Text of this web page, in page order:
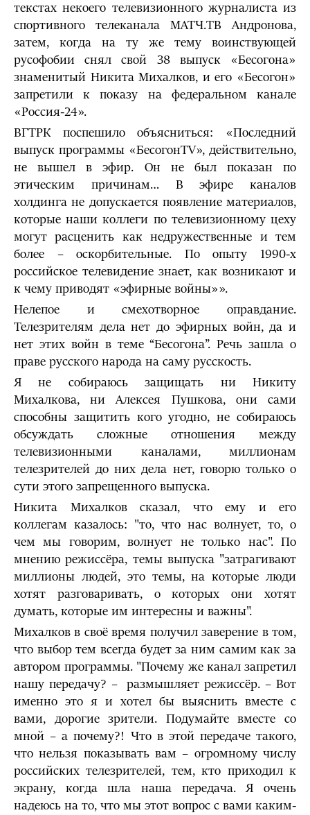
текстах некоего телевизионного журналиста из
спортивного телеканала МАТЧ.ТВ Андронова,
затем, когда на ту же тему воинствующей
русофобии снял свой 38 выпуск «Бесогона»
знаменитый Никита Михалков, и его «Бесогон»
запретили к показу на федеральном канале
«Россия-24».
ВГТРК поспешило объясниться: «Последний
выпуск программы «БесогонTV», действительно,
не вышел в эфир. Он не был показан по
этическим причинам… В эфире каналов
холдинга не допускается появление материалов,
которые наши коллеги по телевизионному цеху
могут расценить как недружественные и тем
более – оскорбительные. По опыту 1990-х
российское телевидение знает, как возникают и
к чему приводят «эфирные войны»».
Нелепое и смехотворное оправдание.
Телезрителям дела нет до эфирных войн, да и
нет этих войн в теме “Бесогона”. Речь зашла о
праве русского народа на саму русскость.
Я не собираюсь защищать ни Никиту
Михалкова, ни Алексея Пушкова, они сами
способны защитить кого угодно, не собираюсь
обсуждать сложные отношения между
телевизионными каналами, миллионам
телезрителей до них дела нет, говорю только о
сути этого запрещенного выпуска.
Никита Михалков сказал, что ему и его
коллегам казалось: "то, что нас волнует, то, о
чем мы говорим, волнует не только нас". По
мнению режиссёра, темы выпуска "затрагивают
миллионы людей, это темы, на которые люди
хотят разговаривать, о которых они хотят
думать, которые им интересны и важны".
Михалков в своё время получил заверение в том,
что выбор тем всегда будет за ним самим как за
автором программы. "Почему же канал запретил
нашу передачу? – размышляет режиссёр. – Вот
именно это я и хотел бы выяснить вместе с
вами, дорогие зрители. Подумайте вместе со
мной – а почему?! Что в этой передаче такого,
что нельзя показывать вам – огромному числу
российских телезрителей, тем, кто приходил к
экрану, когда шла наша передача. Я очень
надеюсь на то, что мы этот вопрос с вами каким-